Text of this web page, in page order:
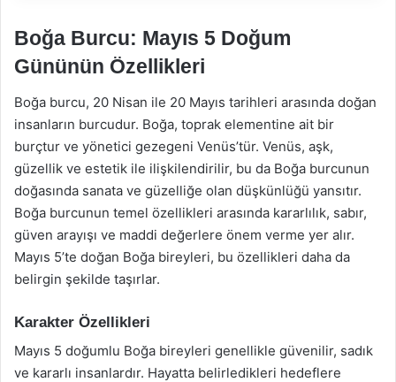
Boğa Burcu: Mayıs 5 Doğum
Gününün Özellikleri
Boğa burcu, 20 Nisan ile 20 Mayıs tarihleri arasında doğan
insanların burcudur. Boğa, toprak elementine ait bir
burçtur ve yönetici gezegeni Venüs’tür. Venüs, aşk,
güzellik ve estetik ile ilişkilendirilir, bu da Boğa burcunun
doğasında sanata ve güzelliğe olan düşkünlüğü yansıtır.
Boğa burcunun temel özellikleri arasında kararlılık, sabır,
güven arayışı ve maddi değerlere önem verme yer alır.
Mayıs 5’te doğan Boğa bireyleri, bu özellikleri daha da
belirgin şekilde taşırlar.
Karakter Özellikleri
Mayıs 5 doğumlu Boğa bireyleri genellikle güvenilir, sadık
ve kararlı insanlardır. Hayatta belirledikleri hedeflere